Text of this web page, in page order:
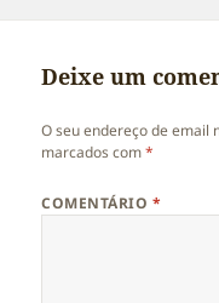
Deixe um
O seu endereço de email
marcados com*
COMENTÁRIO *